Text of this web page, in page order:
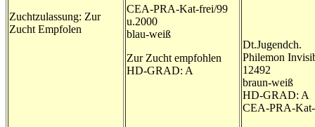
Zuchtzulassung: Zur
Zucht Empfolen
CEA-PRA-Kat-frei/99
u.2000
blau-weiß
Zur Zucht empfohlen
HD-GRAD: A
Dt.Jugendch.
Philemon
12492
braun-weiß
HD-GRAD: A
CEA-PRA-